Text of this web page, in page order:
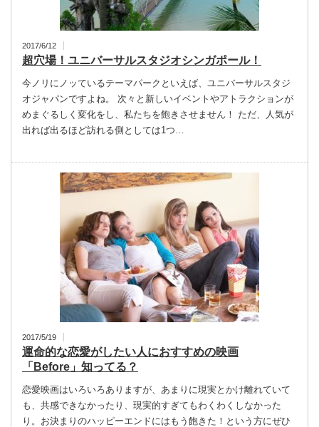
2017/6/12
超穴場！ユニバーサルスタジオシンガポール！
今ノリにノッているテーマパークといえば、ユニバーサルスタジ
オジャパンですよね。 次々と新しいイベントやアトラクションが
めまぐるしく変化をし、私たちを飽きさせません！ ただ、人気が
出れば出るほど訪れる側としては1つ…
2017/5/19
運命的な恋愛がしたい人におすすめの映画
「Before」知ってる？
恋愛映画はいろいろありますが、あまりに現実とかけ離れていて
も、共感できなかったり、現実的すぎてもわくわくしなかった
り。お決まりのハッピーエンドにはもう飽きた！という方にぜひ